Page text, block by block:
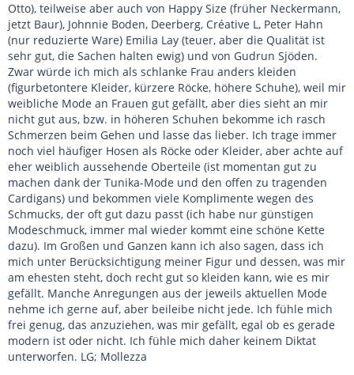
Otto), teilweise aber auch von Happy Size (früher Neckermann,
jetzt Baur), Johnnie Boden, Deerberg, Créative L, Peter Hahn
(nur reduzierte Ware) Emilia Lay (teuer, aber die Qualität ist
sehr gut, die Sachen halten ewig) und von Gudrun Sjöden.
Zwar würde ich mich als schlanke Frau anders kleiden
(figurbetontere Kleider, kürzere Röcke, höhere Schuhe), weil mir
weibliche Mode an Frauen gut gefällt, aber dies sieht an mir
nicht gut aus, bzw. in höheren Schuhen bekomme ich rasch
Schmerzen beim Gehen und lasse das lieber. Ich trage immer
noch viel häufiger Hosen als Röcke oder Kleider, aber achte auf
eher weiblich aussehende Oberteile (ist momentan gut zu
machen dank der Tunika-Mode und den offen zu tragenden
Cardigans) und bekommen viele Komplimente wegen des
Schmucks, der oft gut dazu passt (ich habe nur günstigen
Modeschmuck, immer mal wieder kommt eine schöne Kette
dazu). Im Großen und Ganzen kann ich also sagen, dass ich
mich unter Berücksichtigung meiner Figur und dessen, was mir
am ehesten steht, doch recht gut so kleiden kann, wie es mir
gefällt. Manche Anregungen aus der jeweils aktuellen Mode
nehme ich gerne auf, aber beileibe nicht jede. Ich fühle mich
frei genug, das anzuziehen, was mir gefällt, egal ob es gerade
modern ist oder nicht. Ich fühle mich daher keinem Diktat
unterworfen. LG; Mollezza